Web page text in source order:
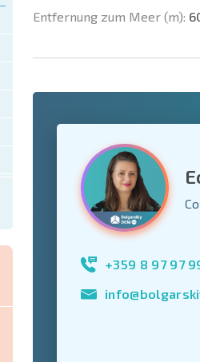
Entfernung zum Meer (m):
United
+1
* Benötigte Felder
+359 8 97 97